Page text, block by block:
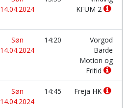
14.04.2024
KFUM 2
Søn
14.04.2024
14:20
Vorgod
Barde
Motion og
Fritid
Søn
14.04.2024
14:45 Freja HK